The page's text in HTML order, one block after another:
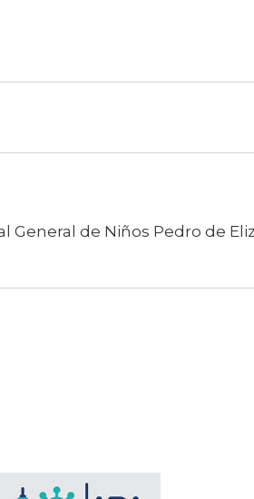
de Niños Pedro de